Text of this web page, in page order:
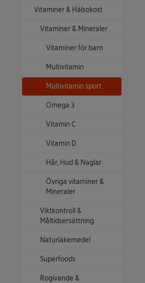
Vitaminer & Hälsokost
Vitaminer & Mineraler
Vitaminer för barn
Multivitamin
Multivitamin sport
Omega 3
Vitamin C
Vitamin D
Hår, Hud & Naglar
Övriga vitaminer &
Mineraler
Viktkontroll &
Måltidsersättning
Naturläkemedel
Superfoods
Rogivande &